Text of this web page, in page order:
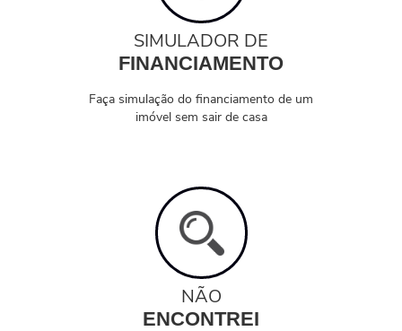
SIMULADOR DE
FINANCIAMENTO
Faça simulação do financiamento de um
imóvel sem sair de casa
NÃO
ENCONTREI